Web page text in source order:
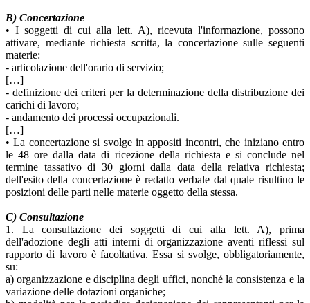
B) Concertazione
• I soggetti di cui alla lett. A), ricevuta l'informazione, possono
attivare, mediante richiesta scritta, la concertazione sulle seguenti
materie:
- articolazione dell'orario di servizio;
[…]
- definizione dei criteri per la determinazione della distribuzione dei
carichi di lavoro;
- andamento dei processi occupazionali.
[…]
• La concertazione si svolge in appositi incontri, che iniziano entro
le 48 ore dalla data di ricezione della richiesta e si conclude nel
termine tassativo di 30 giorni dalla data della relativa richiesta;
dell'esito della concertazione è redatto verbale dal quale risultino le
posizioni delle parti nelle materie oggetto della stessa.
C) Consultazione
1. La consultazione dei soggetti di cui alla lett. A), prima
dell'adozione degli atti interni di organizzazione aventi riflessi sul
rapporto di lavoro è facoltativa. Essa si svolge, obbligatoriamente,
su:
a) organizzazione e disciplina degli uffici, nonché la consistenza e la
variazione delle dotazioni organiche;